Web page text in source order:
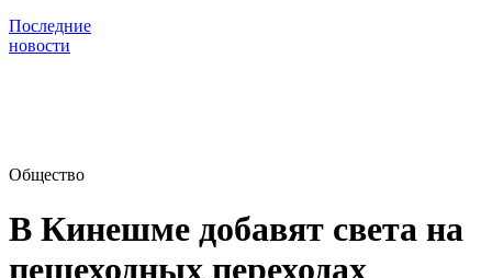
Последние
новости
Общество
В Кинешме добавят света на
пешеходных переходах